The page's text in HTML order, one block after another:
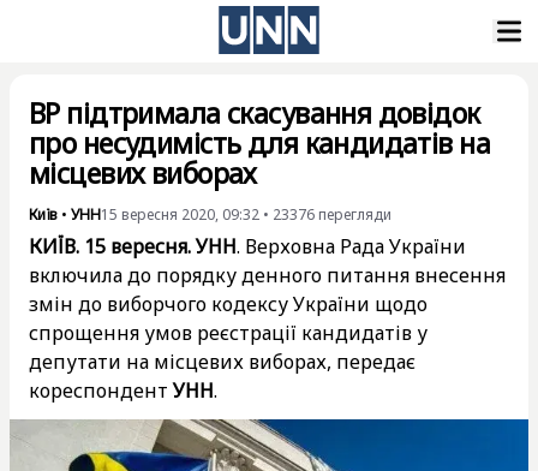
ВР підтримала скасування довідок
про несудимість для кандидатів на
місцевих виборах
Київ • УНН15 вересня 2020, 09:32 • 23376 перегляди
КИЇВ. 15 вересня. УНН. Верховна Рада України
включила до порядку денного питання внесення
змін до виборчого кодексу України щодо
спрощення умов реєстрації кандидатів у
депутати на місцевих виборах, передає
кореспондентУНН.